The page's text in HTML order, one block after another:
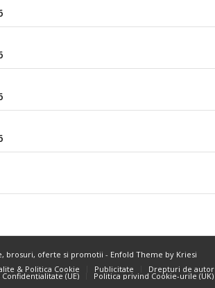
brosuri, oferte si promotii - Enfold Theme by Kriesi
& Politica Cookie Publicitate Drepturi de autor
(UE) Politica privind Cookie-urile (UK)